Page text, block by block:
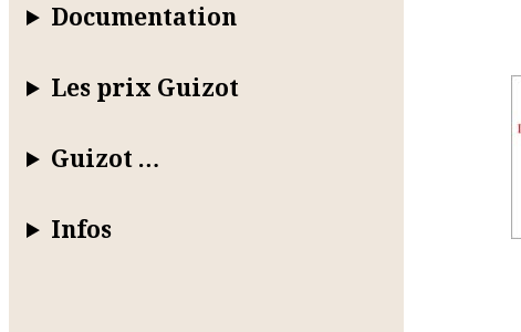
Documentation
Les prix Guizot
Guizot …
Infos